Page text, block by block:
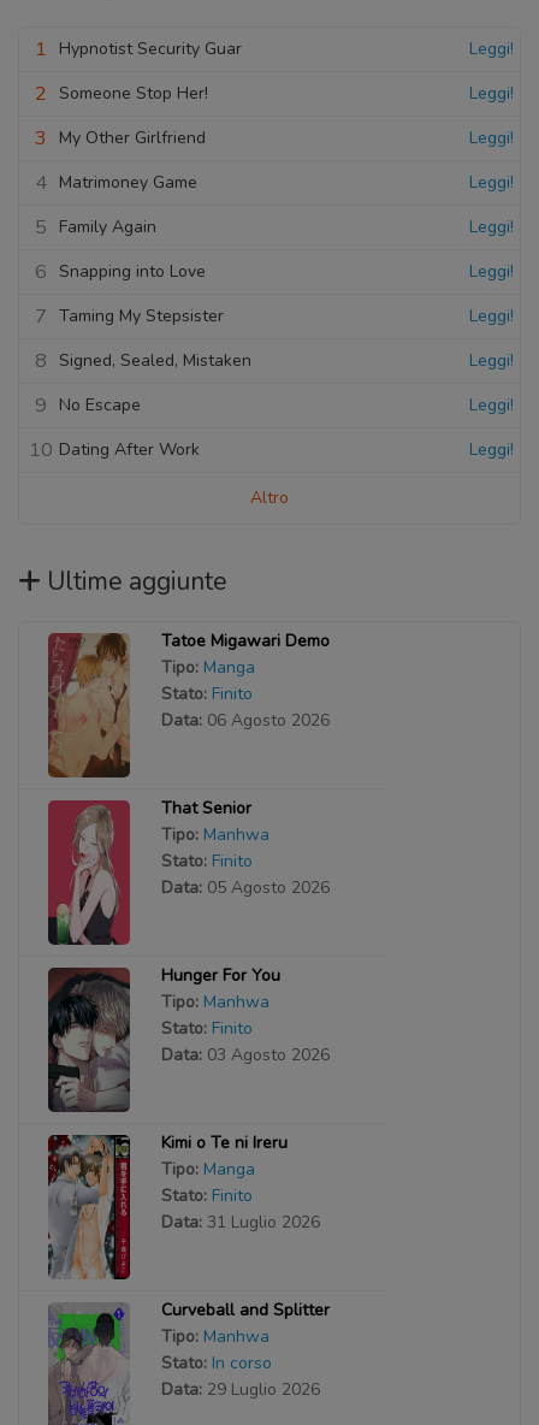
1 Hypnotist Security Guar Leggi!
2 Someone Stop Her! Leggi!
3 My Other Girlfriend Leggi!
4 Matrimoney Game Leggi!
5 Family Again Leggi!
6 Snapping into Love Leggi!
7 Taming My Stepsister Leggi!
8 Signed, Sealed, Mistaken Leggi!
9 No Escape Leggi!
10 Dating After Work Leggi!
Altro
Ultime aggiunte
Tatoe Migawari Demo
Tipo: Manga
Stato: Finito
Data: 06 Agosto 2026
That Senior
Tipo: Manhwa
Stato: Finito
Data: 05 Agosto 2026
Hunger For You
Tipo: Manhwa
Stato: Finito
Data: 03 Agosto 2026
Kimi o Te ni Ireru
Tipo: Manga
Stato: Finito
Data: 31 Luglio 2026
Curveball and Splitter
Tipo: Manhwa
Stato: In corso
Data: 29 Luglio 2026